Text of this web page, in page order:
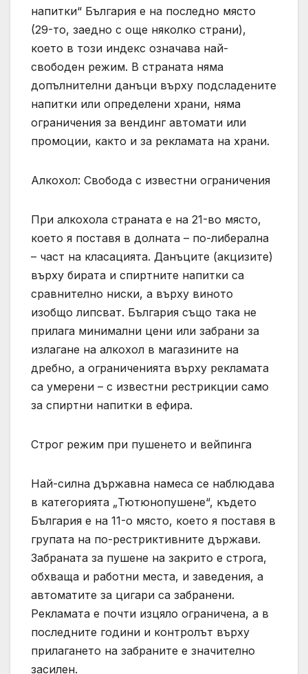
напитки“ България е на последно място
(29-то, заедно с още няколко страни),
което в този индекс означава най-
свободен режим. В страната няма
допълнителни данъци върху подсладените
напитки или определени храни, няма
ограничения за вендинг автомати или
промоции, както и за рекламата на храни.
Алкохол: Свобода с известни ограничения
При алкохола страната е на 21-во място,
което я поставя в долната – по-либерална
– част на класацията. Данъците (акцизите)
върху бирата и спиртните напитки са
сравнително ниски, а върху виното
изобщо липсват. България също така не
прилага минимални цени или забрани за
излагане на алкохол в магазините на
дребно, а ограниченията върху рекламата
са умерени – с известни рестрикции само
за спиртни напитки в ефира.
Строг режим при пушенето и вейпинга
Най-силна държавна намеса се наблюдава
в категорията „Тютюнопушене“, където
България е на 11-о място, което я поставя в
групата на по-рестриктивните държави.
Забраната за пушене на закрито е строга,
обхваща и работни места, и заведения, а
автоматите за цигари са забранени.
Рекламата е почти изцяло ограничена, а в
последните години и контролът върху
прилагането на забраните е значително
засилен.